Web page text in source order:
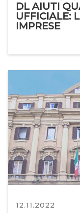
DL AIUTI
UFFICIALE:
IMPRESE
12.11.2022